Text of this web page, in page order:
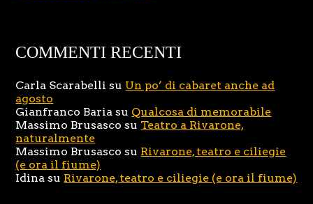
COMMENTI RECENTI
Carla Scarabelli su Un po’ di cabaret anche ad
agosto
Gianfranco Baria su Qualcosa di memorabile
Massimo Brusasco su Teatro a Rivarone,
naturalmente
Massimo Brusasco su Rivarone, teatro e ciliegie
(e ora il fiume)
Idina su Rivarone, teatro e ciliegie (e ora il fiume)